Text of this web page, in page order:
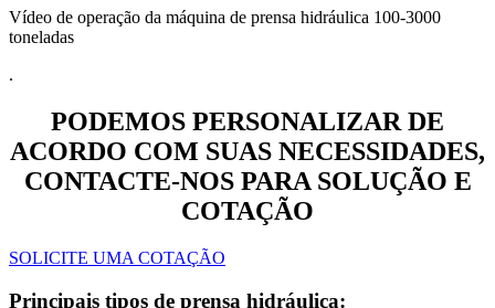
Vídeo de operação da máquina de prensa hidráulica 100-3000
toneladas
.
PODEMOS PERSONALIZAR DE
ACORDO COM SUAS NECESSIDADES,
CONTACTE-NOS PARA SOLUÇÃO E
COTAÇÃO
SOLICITE UMA COTAÇÃO
Principais tipos de prensa hidráulica: